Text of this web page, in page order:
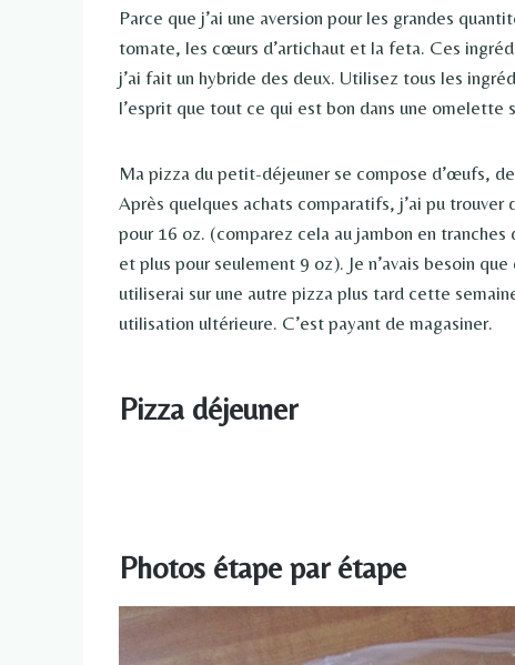
Parce que j’ai une aversion pour les grandes
tomate, les cœurs d’artichaut et la feta. Ces
j’ai fait un hybride des deux. Utilisez tous les
l’esprit que tout ce qui est bon dans une
Ma pizza du petit-déjeuner se compose d’œufs,
Après quelques achats comparatifs, j’ai pu
pour 16 oz. (comparez cela au jambon en
et plus pour seulement 9 oz). Je n’avais besoin
utiliserai sur une autre pizza plus tard cette
utilisation ultérieure. C’est payant de magasiner.
Pizza déjeuner
Photos étape par étape